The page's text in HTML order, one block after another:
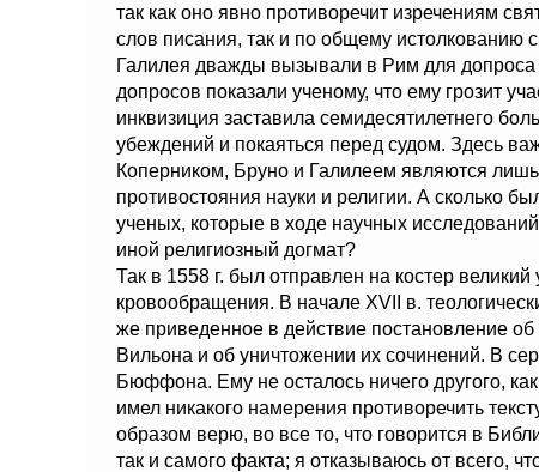
так как оно явно противоречит изречениям
слов писания, так и по общему истолкованию
Галилея дважды вызывали в Рим для допроса
допросов показали ученому, что ему грозит
инквизиция заставила семидесятилетнего
убеждений и покаяться перед судом. Здесь
Коперником, Бруно и Галилеем являются
противостояния науки и религии. А сколько
ученых, которые в ходе научных
иной религиозный догмат?
Так в 1558 г. был отправлен на костер
кровообращения. В начале XVII в.
же приведенное в действие постановление
Вильона и об уничтожении их сочинений. В
Бюффона. Ему не осталось ничего другого,
имел никакого намерения противоречить
образом верю, во все то, что говорится в
так и самого факта; я отказываюсь от всего,